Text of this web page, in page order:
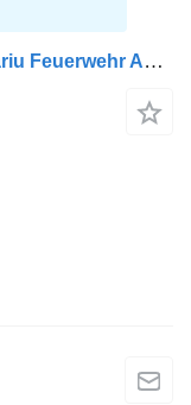
MAN TGM 18.320 4X4 NEW! Gradinariu Feuerwehr Automatic Euro 6 Pump